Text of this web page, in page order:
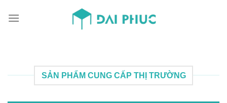
SẢN PHẨM CUNG CẤP THỊ TRƯỜNG